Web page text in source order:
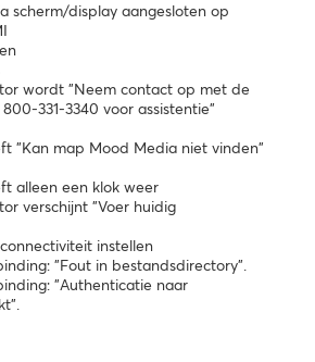
scherm/display aangesloten op
wordt "Neem contact op met de
331-3340 voor assistentie"
"Kan map Mood Media niet vinden"
alleen een klok weer
verschijnt "Voer huidig
instellen
"Fout in bestandsdirectory".
"Authenticatie naar